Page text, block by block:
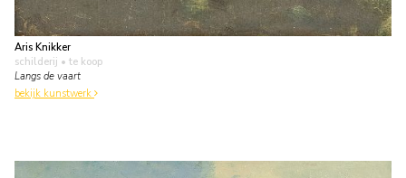
Aris Knikker
schilderij • te koop
Langs de vaart
bekijk kunstwerk